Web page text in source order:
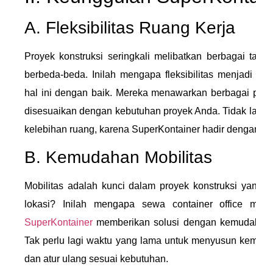
A. Fleksibilitas Ruang Kerja
Proyek konstruksi seringkali melibatkan berbagai
berbeda-beda. Inilah mengapa fleksibilitas
hal ini dengan baik. Mereka menawarkan
disesuaikan dengan kebutuhan proyek Anda. Tidak
kelebihan ruang, karena SuperKontainer hadir
B. Kemudahan Mobilitas
Mobilitas adalah kunci dalam proyek konstruksi
lokasi? Inilah mengapa sewa container office
SuperKontainer memberikan solusi dengan
Tak perlu lagi waktu yang lama untuk menyusun
dan atur ulang sesuai kebutuhan.